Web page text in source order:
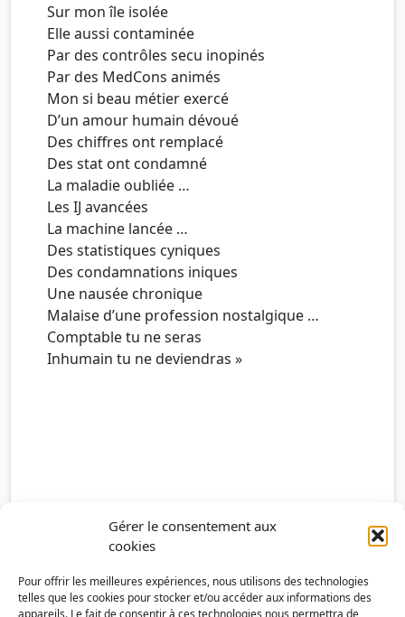
Gérer le consentement aux
cookies
Pour offrir les meilleures expériences, nous utilisons des technologies
telles que les cookies pour stocker et/ou accéder aux informations des
appareils. Le fait de consentir à ces technologies nous permettra de
Sur mon île isolée
Elle aussi contaminée
Par des contrôles secu inopinés
Par des MedCons animés
Mon si beau métier exercé
D’un amour humain dévoué
Des chiffres ont remplacé
Des stat ont condamné
La maladie oubliée …
Les IJ avancées
La machine lancée …
Des statistiques cyniques
Des condamnations iniques
Une nausée chronique
Malaise d’une profession nostalgique …
Comptable tu ne seras
Inhumain tu ne deviendras »